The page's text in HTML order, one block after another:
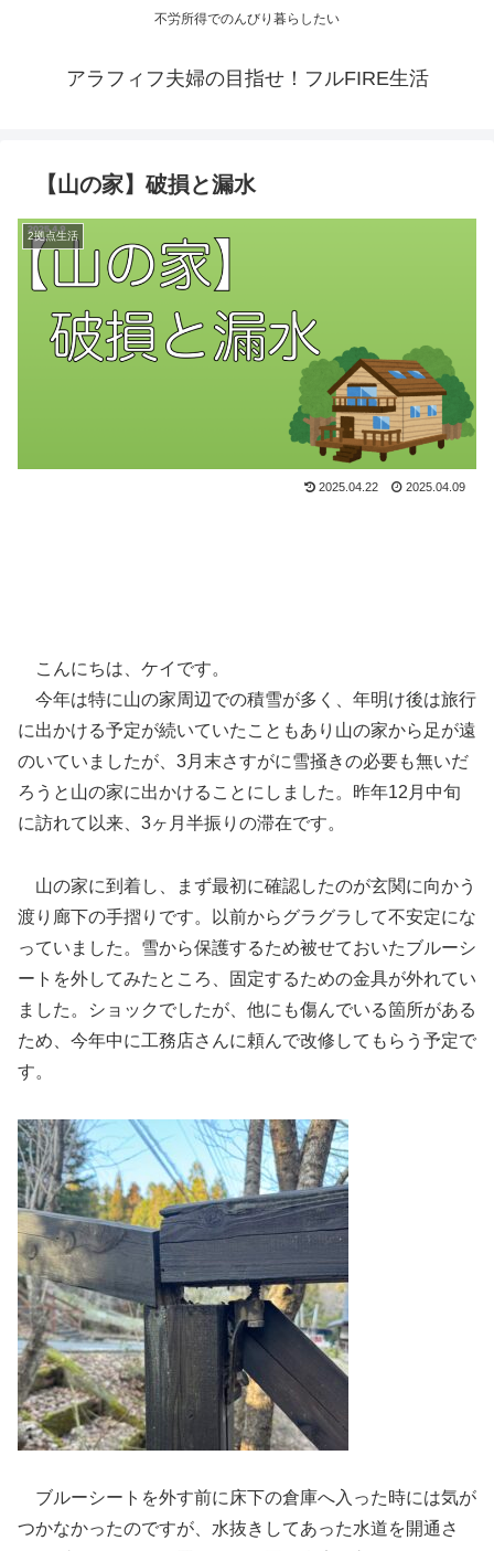
不労所得でのんびり暮らしたい
アラフィフ夫婦の目指せ！フルFIRE生活
【山の家】破損と漏水
2拠点生活
2025.04.22 2025.04.09
こんにちは、ケイです。
今年は特に山の家周辺での積雪が多く、年明け後は旅行
に出かける予定が続いていたこともあり山の家から足が遠
のいていましたが、3月末さすがに雪掻きの必要も無いだ
ろうと山の家に出かけることにしました。昨年12月中旬
に訪れて以来、3ヶ月半振りの滞在です。
山の家に到着し、まず最初に確認したのが玄関に向かう
渡り廊下の手摺りです。以前からグラグラして不安定にな
っていました。雪から保護するため被せておいたブルーシ
ートを外してみたところ、固定するための金具が外れてい
ました。ショックでしたが、他にも傷んでいる箇所がある
ため、今年中に工務店さんに頼んで改修してもらう予定で
す。
ブルーシートを外す前に床下の倉庫へ入った時には気が
つかなかったのですが、水抜きしてあった水道を開通さ